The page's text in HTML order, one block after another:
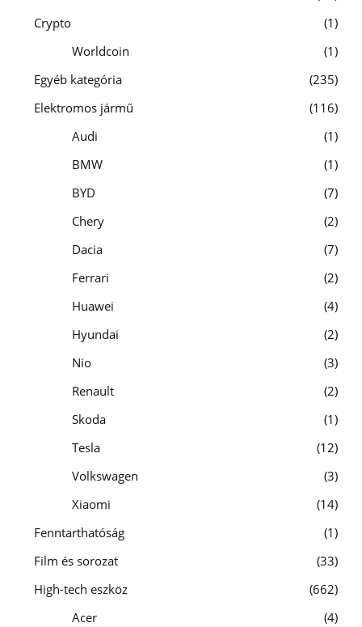
Crypto
1
Worldcoin
1
Egyéb kategória
235
Elektromos jármű
116
Audi
1
BMW
1
BYD
7
Chery
2
Dacia
7
Ferrari
2
Huawei
4
Hyundai
2
Nio
3
Renault
2
Skoda
1
Tesla
12
Volkswagen
3
Xiaomi
14
Fenntarthatóság
1
Film és sorozat
33
High-tech eszköz
662
Acer
4